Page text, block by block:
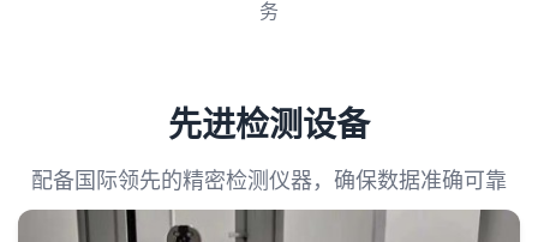
务
先进检测设备
配备国际领先的精密检测仪器，确保数据准确可靠